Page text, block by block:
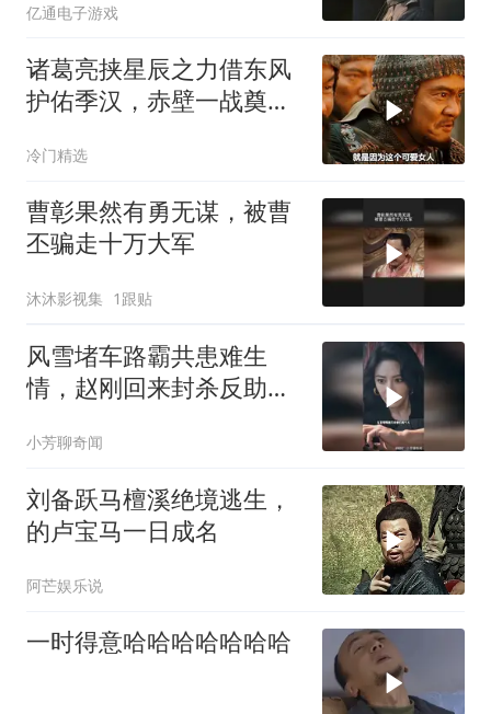
亿通电子游戏
诸葛亮挟星辰之力借东风
护佑季汉，赤壁一战奠定
冷门精选
曹彰果然有勇无谋，被曹
丕骗走十万大军
沐沐影视集 1跟贴
风雪堵车路霸共患难生
情，赵刚回来封杀反助两
小芳聊奇闻
刘备跃马檀溪绝境逃生，
的卢宝马一日成名
阿芒娱乐说
一时得意哈哈哈哈哈哈哈